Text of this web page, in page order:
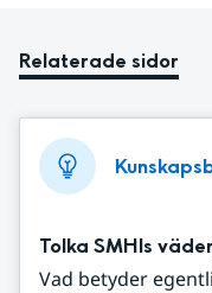
Relaterade sidor
Tolka SMHIs
Vad betyder